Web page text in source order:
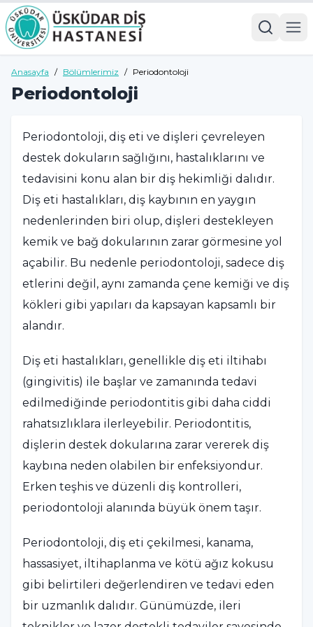
Anasayfa / Bölümlerimiz / Periodontoloji
Periodontoloji
Periodontoloji, diş eti ve dişleri çevreleyen
destek dokuların sağlığını, hastalıklarını ve
tedavisini konu alan bir diş hekimliği dalıdır.
Diş eti hastalıkları, diş kaybının en yaygın
nedenlerinden biri olup, dişleri destekleyen
kemik ve bağ dokularının zarar görmesine yol
açabilir. Bu nedenle periodontoloji, sadece diş
etlerini değil, aynı zamanda çene kemiği ve diş
kökleri gibi yapıları da kapsayan kapsamlı bir
alandır.
Diş eti hastalıkları, genellikle diş eti iltihabı
(gingivitis) ile başlar ve zamanında tedavi
edilmediğinde periodontitis gibi daha ciddi
rahatsızlıklara ilerleyebilir. Periodontitis,
dişlerin destek dokularına zarar vererek diş
kaybına neden olabilen bir enfeksiyondur.
Erken teşhis ve düzenli diş kontrolleri,
periodontoloji alanında büyük önem taşır.
Periodontoloji, diş eti çekilmesi, kanama,
hassasiyet, iltihaplanma ve kötü ağız kokusu
gibi belirtileri değerlendiren ve tedavi eden
bir uzmanlık dalıdır. Günümüzde, ileri